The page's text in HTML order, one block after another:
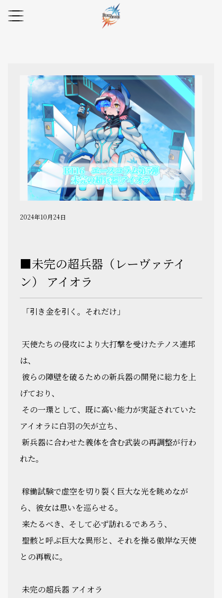
2024年10月24日
■未完の超兵器（レーヴァテイ
ン） アイオラ
「引き金を引く。それだけ―――」
天使たちの侵攻により大打撃を受けたテノス連邦
は、
彼らの障壁を破るための新兵器の開発に総力を上
げており、
その一環として、既に高い能力が実証されていた
アイオラに白羽の矢が立ち、
新兵器に合わせた義体を含む武装の再調整が行わ
れた。
稼働試験で虚空を切り裂く巨大な光を眺めなが
ら、彼女は思いを巡らせる。
来たるべき、そして必ず訪れるであろう、
聖骸と呼ぶ巨大な異形と、それを操る傲岸な天使
との再戦に―――。
未完の超兵器 アイオラ